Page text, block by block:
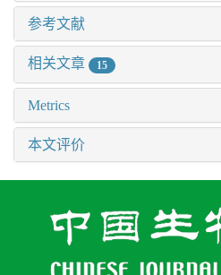
参考文献
相关文章 15
Metrics
本文评价